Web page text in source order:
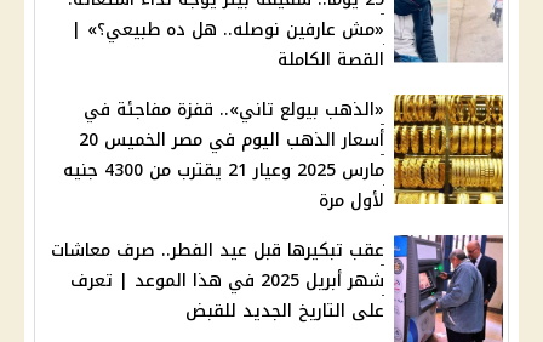
«مش عارفين نوصله.. هل ده طبيعي؟» |
القصة الكاملة
«الذهب بيولع تاني».. قفزة مفاجئة في
أسعار الذهب اليوم في مصر الخميس 20
مارس 2025 وعيار 21 يقترب من 4300 جنيه
لأول مرة
عقب تبكيرها قبل عيد الفطر.. صرف معاشات
شهر أبريل 2025 في هذا الموعد | تعرف
على التاريخ الجديد للقبض